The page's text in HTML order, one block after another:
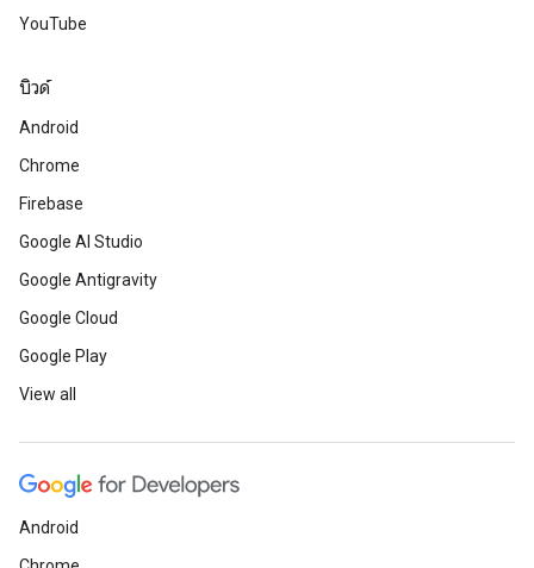
YouTube
บิวด์
Android
Chrome
Firebase
Google AI Studio
Google Antigravity
Google Cloud
Google Play
View all
Android